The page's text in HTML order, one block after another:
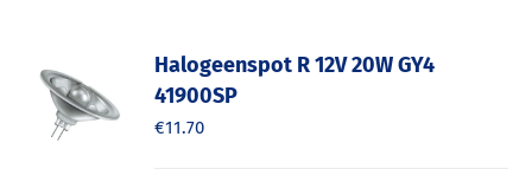
Halogeenspot R 12V 20W GY4
41900SP
€11.70